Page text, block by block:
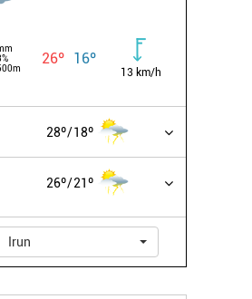
26º 16º
13 km/h
28º 18º
26º 21º
Irun